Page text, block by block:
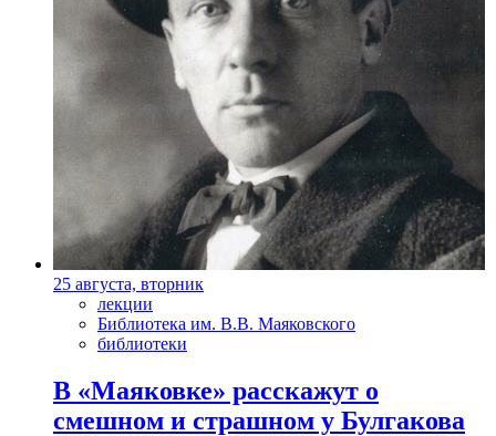
25 августа, вторник
лекции
Библиотека им. В.В. Маяковского
библиотеки
В «Маяковке» расскажут о
смешном и страшном у Булгакова